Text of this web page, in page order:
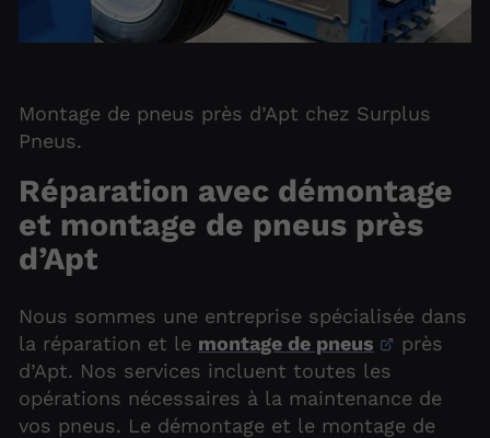
Montage de pneus près d’Apt chez Surplus
Pneus.
Réparation avec démontage
et montage de pneus près
d’Apt
Nous sommes une entreprise spécialisée dans
la réparation et le montage de pneus
près
d’Apt. Nos services incluent toutes les
opérations nécessaires à la maintenance de
vos pneus. Le démontage et le montage de